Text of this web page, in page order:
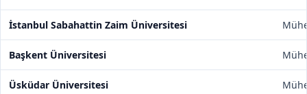
İstanbul Sabahattin Zaim Üniversitesi
Başkent Üniversitesi
Üsküdar Üniversitesi